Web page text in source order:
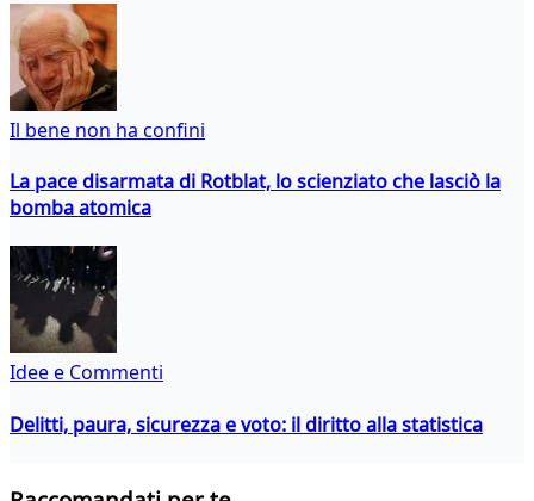
Il bene non ha confini
La pace disarmata di Rotblat, lo scienziato che lasciò la
bomba atomica
Idee e Commenti
Delitti, paura, sicurezza e voto: il diritto alla statistica